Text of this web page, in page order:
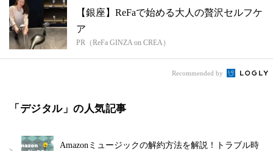
【銀座】ReFaで始める大人の贅沢セルフケ
ア
PR（ReFa GINZA on CREA）
Recommended by
「デジタル」の人気記事
Amazonミュージックの解約方法を解説！トラブル時